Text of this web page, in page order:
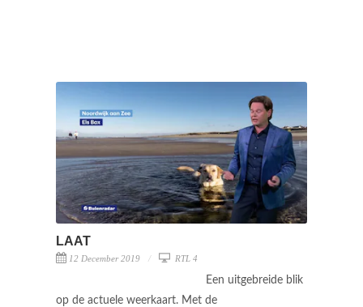
LAAT
12 December 2019 RTL 4
Een uitgebreide blik
op de actuele weerkaart. Met de